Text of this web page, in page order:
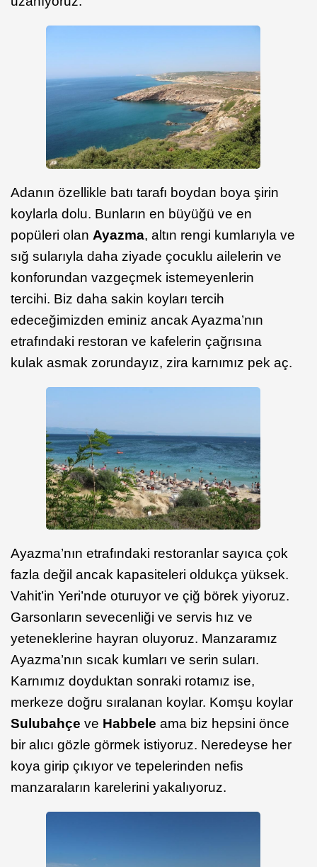
Adanın özellikle batı tarafı boydan boya şirin
koylarla dolu. Bunların en büyüğü ve en
popüleri olan Ayazma, altın rengi kumlarıyla ve
sığ sularıyla daha ziyade çocuklu ailelerin ve
konforundan vazgeçmek istemeyenlerin
tercihi. Biz daha sakin koyları tercih
edeceğimizden eminiz ancak Ayazma’nın
etrafındaki restoran ve kafelerin çağrısına
kulak asmak zorundayız, zira karnımız pek aç.
Ayazma’nın etrafındaki restoranlar sayıca çok
fazla değil ancak kapasiteleri oldukça yüksek.
Vahit’in Yeri’nde oturuyor ve çiğ börek yiyoruz.
Garsonların sevecenliği ve servis hız ve
yeteneklerine hayran oluyoruz. Manzaramız
Ayazma’nın sıcak kumları ve serin suları.
Karnımız doyduktan sonraki rotamız ise,
merkeze doğru sıralanan koylar. Komşu koylar
Sulubahçe ve Habbele ama biz hepsini önce
bir alıcı gözle görmek istiyoruz. Neredeyse her
koya girip çıkıyor ve tepelerinden nefis
manzaraların karelerini yakalıyoruz.